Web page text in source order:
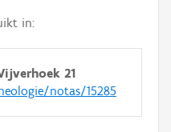
in:
21
notas/15285